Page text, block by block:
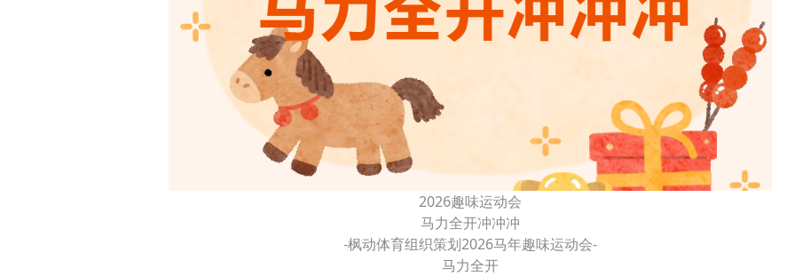
2026趣味运动会
马力全开冲冲冲
-枫动体育组织策划2026马年趣味运动会-
马力全开